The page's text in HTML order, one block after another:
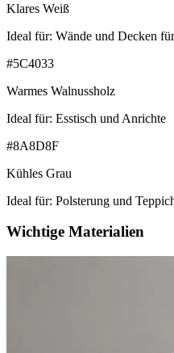
Klares Weiß
Ideal für: Wände und Decken
#5C4033
Warmes Walnussholz
Ideal für: Esstisch und Anrichte
#8A8D8F
Kühles Grau
Ideal für: Polsterung und
Wichtige Materialien